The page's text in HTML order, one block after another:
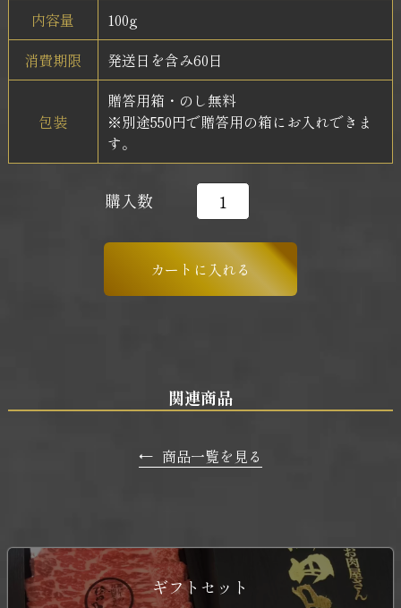
内容量
100g
消費期限
発送日を含み60日
包装
贈答用箱・のし無料
※別途550円で贈答用の箱にお入れできま
す。
購入数
関連商品
← 商品一覧を見る
ギフトセット